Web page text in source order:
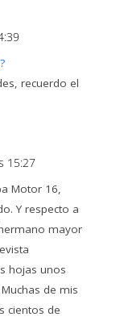
recuerdo el
15:27
Motor 16,
Y respecto a
mayor
hojas unos
de mis
cientos de